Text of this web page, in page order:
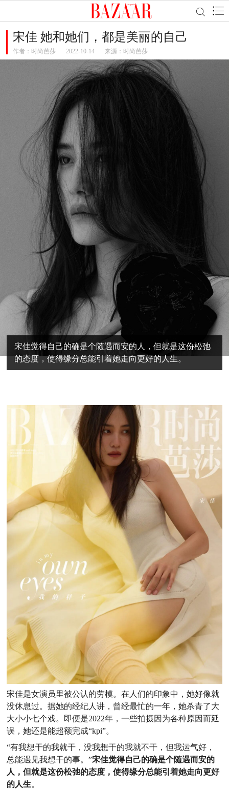
宋佳 她和她们，都是美丽的自己
作者： 时尚芭莎 2022-10-14 来源：时尚芭莎
宋佳觉得自己的确是个随遇而安的人，但就是这份松弛
的态度，使得缘分总能引着她走向更好的人生。
宋佳是女演员里被公认的劳模。在人们的印象中，她好像就
没休息过。据她的经纪人讲，曾经最忙的一年，她杀青了大
大小小七个戏。即便是2022年，一些拍摄因为各种原因而延
误，她还是能超额完成“kpi”。
“有我想干的我就干，没我想干的我就不干，但我运气好，
总能遇见我想干的事。”宋佳觉得自己的确是个随遇而安的
人，但就是这份松弛的态度，使得缘分总能引着她走向更好
的人生。